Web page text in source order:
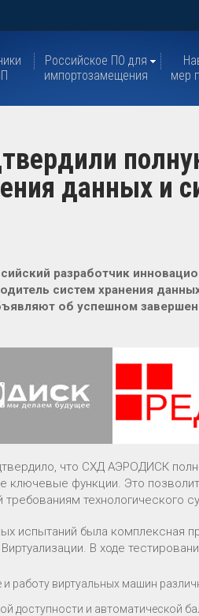
Российское ПО для
импортозамещения
мер
данных и
разработчик
систем хранения
об успешном
что СХД АЭРОДИСК
ключевые функции. Это
технологического
испытаний была комплексная
В ходе
и работу виртуальных машин
доступности и автоматической